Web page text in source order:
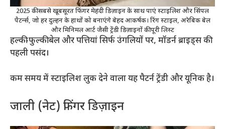
2025 की सबसे खूबसूरत फिंगर मेहंदी डिज़ाइन के साथ पाएं स्टाइलिश और सिंपल
पैटर्न्स, जो हर दुल्हन के हाथों को बनाएंगे बेहद आकर्षक। रिंग स्टाइल, अरेबिक बेल
और मिनिमल आर्ट जैसी ट्रेंडी डिज़ाइनों की पूरी लिस्ट
हल्की-फुल्की बेल और पत्तियां सिर्फ उंगलियों पर, मॉडर्न ब्राइड्स की
पहली पसंद।
कम समय में स्टाइलिश लुक देने वाला यह पैटर्न ट्रेंडी और यूनिक है।
जाली (नेट) फिंगर डिज़ाइन